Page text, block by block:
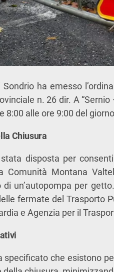
Sondrio ha emesso
n. 26 dir. A
8:00 alle ore 9:00 del
Chiusura
disposta per
Comunità Montana
di un’autopompa per
fermate del Trasporto
e Agenzia per il
specificato che esistono